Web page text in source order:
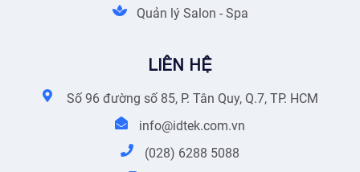
Quản lý Salon - Spa
LIÊN HỆ
Số 96 đường số 85, P. Tân Quy, Q.7, TP. HCM
info@idtek.com.vn
(028) 6288 5088